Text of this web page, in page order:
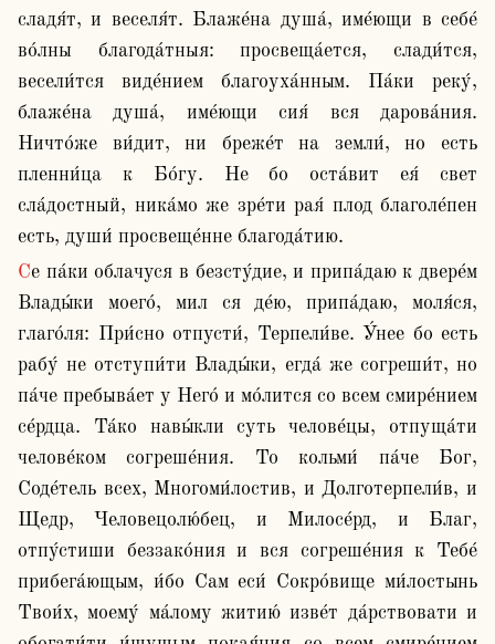
сладя́т, и веселя́т. Блаже́на душа́, име́ющи в себе́
во́лны благода́тныя: просвеща́ется, слади́тся,
весели́тся виде́нием благоуха́нным. Па́ки реку́,
блаже́на душа́, име́ющи сия́ вся дарова́ния.
Ничто́же ви́дит, ни бреже́т на земли́, но есть
пленни́ца к Бо́гу. Не бо оста́вит ея́ свет
сла́достный, ника́мо же зре́ти рая́ плод благоле́пен
есть, души́ просвеще́нне благода́тию.
Се па́ки облачуся в безсту́дие, и припа́даю к двере́м
Влады́ки моего́, мил ся де́ю, припа́даю, моля́ся,
глаго́ля: При́сно отпусти́, Терпели́ве. У́нее бо есть
рабу́ не отступи́ти Влады́ки, егда́ же согреши́т, но
па́че пребыва́ет у Него́ и мо́лится со всем смире́нием
се́рдца. Та́ко навы́кли суть челове́цы, отпуща́ти
челове́ком согреше́ния. То кольми́ па́че Бог,
Соде́тель всех, Многоми́лостив, и Долготерпели́в, и
Щедр, Человецолю́бец, и Милосе́рд, и Благ,
отпу́стиши беззако́ния и вся согреше́ния к Тебе́
прибега́ющым, и́бо Сам еси́ Сокро́вище ми́лостынь
Твои́х, моему́ ма́лому житию́ изве́т да́рствовати и